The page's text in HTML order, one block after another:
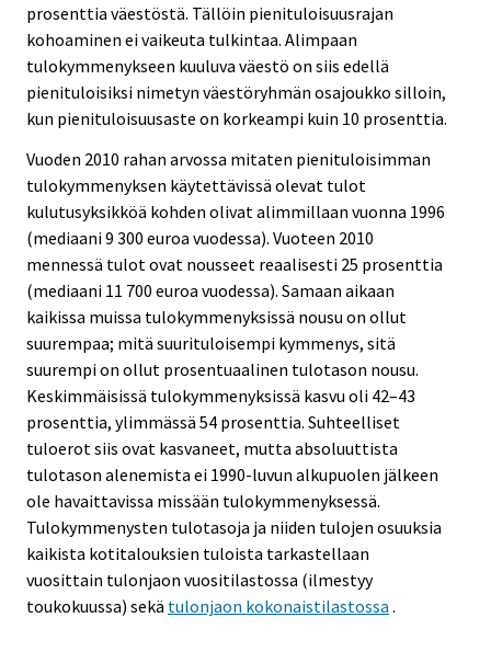
prosenttia väestöstä. Tällöin pienituloisuusrajan
kohoaminen ei vaikeuta tulkintaa. Alimpaan
tulokymmenykseen kuuluva väestö on siis edellä
pienituloisiksi nimetyn väestöryhmän osajoukko silloin,
kun pienituloisuusaste on korkeampi kuin 10 prosenttia.
Vuoden 2010 rahan arvossa mitaten pienituloisimman
tulokymmenyksen käytettävissä olevat tulot
kulutusyksikköä kohden olivat alimmillaan vuonna 1996
(mediaani 9 300 euroa vuodessa). Vuoteen 2010
mennessä tulot ovat nousseet reaalisesti 25 prosenttia
(mediaani 11 700 euroa vuodessa). Samaan aikaan
kaikissa muissa tulokymmenyksissä nousu on ollut
suurempaa; mitä suurituloisempi kymmenys, sitä
suurempi on ollut prosentuaalinen tulotason nousu.
Keskimmäisissä tulokymmenyksissä kasvu oli 42–43
prosenttia, ylimmässä 54 prosenttia. Suhteelliset
tuloerot siis ovat kasvaneet, mutta absoluuttista
tulotason alenemista ei 1990-luvun alkupuolen jälkeen
ole havaittavissa missään tulokymmenyksessä.
Tulokymmenysten tulotasoja ja niiden tulojen osuuksia
kaikista kotitalouksien tuloista tarkastellaan
vuosittain tulonjaon vuositilastossa (ilmestyy
toukokuussa) sekä tulonjaon kokonaistilastossa .